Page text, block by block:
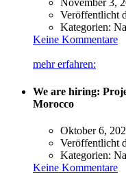
November 3,
Veröffentlicht
Kategorien:
Keine Kommentare
mehr erfahren:
We are hiring:
Morocco
Oktober 6,
Veröffentlicht
Kategorien:
Keine Kommentare